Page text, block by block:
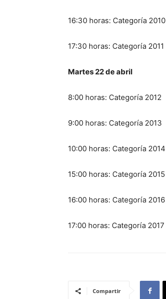
16:30 horas: Categoría 2010
17:30 horas: Categoría 2011
Martes 22 de abril
8:00 horas: Categoría 2012
9:00 horas: Categoría 2013
10:00 horas: Categoría 2014
15:00 horas: Categoría 2015
16:00 horas: Categoría 2016
17:00 horas: Categoría 2017
Compartir